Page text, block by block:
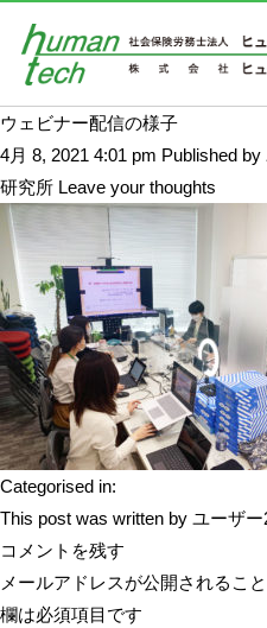
ウェビナー配信の様子
4月 8, 2021 4:01 pm Published by
研究所 Leave your thoughts
Categorised in:
This post was written by ユーザ
コメントを残す
メールアドレスが公開されること
欄は必須項目です